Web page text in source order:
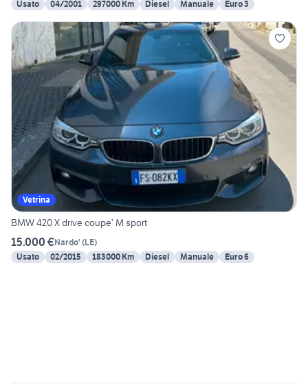
Usato 04/2001 297000 Km Diesel Manuale Euro 3
Vetrina
BMW 420 X drive coupe’ M sport
15.000 €Nardo' (LE)
Usato
02/2015 183000 Km Diesel Manuale Euro 6